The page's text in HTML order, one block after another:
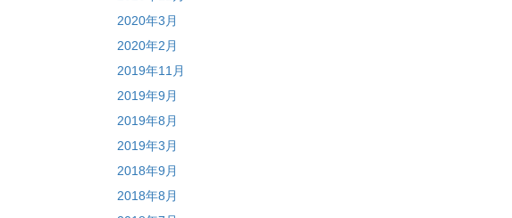
2020年3月
2020年2月
2019年11月
2019年9月
2019年8月
2019年3月
2018年9月
2018年8月